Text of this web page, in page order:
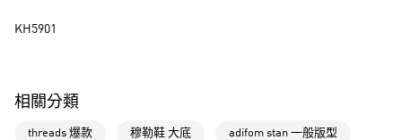
每筆NT$80，滿NT$1,500(含以上)免運費
每筆NT$80，滿NT$1,500(含以上)免運費
萊爾富取貨付款
KH5901
相關分類
threads 爆款 穆勒鞋 大底 adifom stan 一般版型